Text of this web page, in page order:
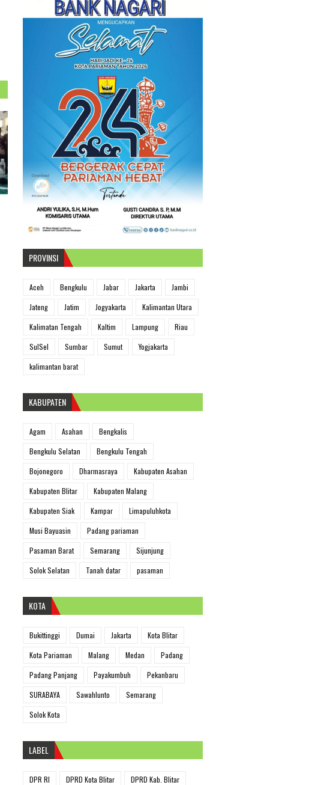
PROVINSI
Aceh Bengkulu Jabar Jakarta
Jambi
Jateng
Jatim Jogyakarta
Kalimantan Utara
Kalimatan Tengah
Kaltim Lampung
Riau
SulSel
Sumbar Sumut
Yogjakarta
kalimantan barat
KABUPATEN
Agam Asahan
Bengkalis
Bengkulu Selatan
Bengkulu Tengah
Bojonegoro
Dharmasraya
Kabupaten Asahan
Kabupaten Blitar
Kabupaten Malang
Kabupaten Siak
Kampar
Limapuluhkota
Musi Bayuasin
Padang pariaman
Pasaman Barat
Semarang
Sijunjung
Solok Selatan
Tanah datar pasaman
KOTA
Bukittinggi Dumai Jakarta
Kota Blitar
Kota Pariaman
Malang Medan
Padang
Padang Panjang
Payakumbuh
Pekanbaru
SURABAYA
Sawahlunto
Semarang
Solok Kota
LABEL
DPR RI DPRD Kota Blitar DPRD Kab. Blitar